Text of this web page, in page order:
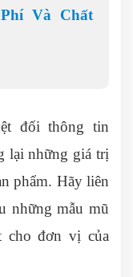
Và Chất
đối thông tin
lại những giá trị
phẩm. Hãy liên
những mẫu mũ
cho đơn vị của